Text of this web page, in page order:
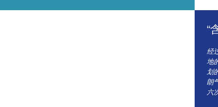
“
经
地
划
朗
六